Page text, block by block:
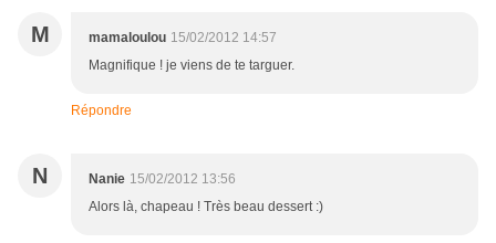
M mamaloulou 15/02/2012 14:57
Magnifique ! je viens de te targuer.
Répondre
N Nanie 15/02/2012 13:56
Alors là, chapeau ! Très beau dessert :)